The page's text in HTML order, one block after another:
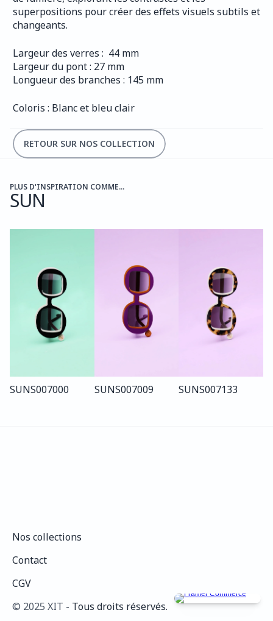
superpositions pour créer des effets visuels subtils et
changeants.
Largeur des verres :  44 mm
Largeur du pont : 27 mm
Longueur des branches : 145 mm
Coloris : Blanc et bleu clair
RETOUR SUR NOS COLLECTION
PLUS D'INSPIRATION COMME...
SUN
SUNS007000 SUNS007009 SUNS007133
©️ 2025 XIT - Tous droits réservés.
Nos collections
Contact
CGV